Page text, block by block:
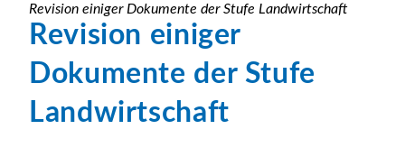
Revision einiger Dokumente der Stufe Landwirtschaft
Revision einiger
Dokumente der Stufe
Landwirtschaft